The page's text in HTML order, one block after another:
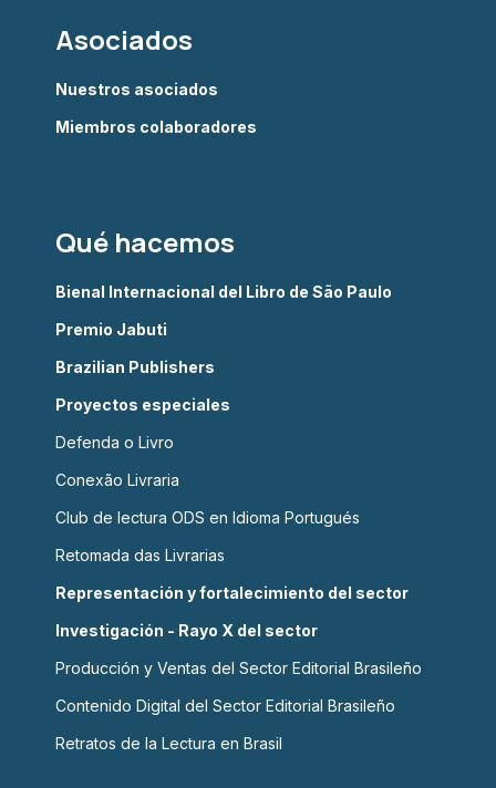
Asociados
Nuestros asociados
Miembros colaboradores
Qué hacemos
Bienal Internacional del Libro de São Paulo
Premio Jabuti
Brazilian Publishers
Proyectos especiales
Defenda o Livro
Conexão Livraria
Club de lectura ODS en Idioma Portugués
Retomada das Livrarias
Representación y fortalecimiento del sector
Investigación - Rayo X del sector
Producción y Ventas del Sector Editorial Brasileño
Contenido Digital del Sector Editorial Brasileño
Retratos de la Lectura en Brasil